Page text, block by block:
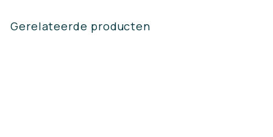
Gerelateerde producten